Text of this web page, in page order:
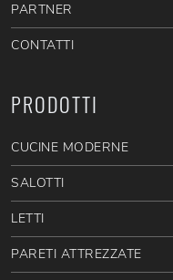
PARTNER
CONTATTI
PRODOTTI
CUCINE MODERNE
SALOTTI
LETTI
PARETI ATTREZZATE